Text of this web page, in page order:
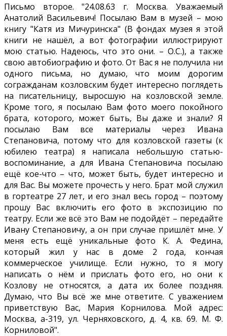
Письмо второе. "24.08.63 г. Москва. Уважаемый
Анатолий Васильевич! Посылаю Вам в музей – мою
книгу "Катя из Мичуринска" (В фондах музея я этой
книги не нашёл, а вот фотографии иллюстрируют
мою статью. Надеюсь, что это они. – О.С.), а также
свою автобиографию и фото. От Вас я не получила ни
одного письма, но думаю, что моим дорогим
согражданам козловским будет интересно поглядеть
на писательницу, выросшую на козловской земле.
Кроме того, я посылаю Вам фото моего покойного
брата, которого, может быть, Вы даже и знали? Я
посылаю Вам все материалы через Ивана
Степановича, потому что для козловской газеты (к
юбилею театра) я написала небольшую статью-
воспоминание, а для Ивана Степановича посылаю
ещё кое-что – что, может быть, будет интересно и
для Вас. Вы можете прочесть у него. Брат мой служил
в гортеатре 27 лет, и его знал весь город – поэтому
прошу Вас включить его фото в экспозицию по
театру. Если же всё это Вам не подойдёт – передайте
Ивану Степановичу, а он при случае пришлёт мне. У
меня есть ещё уникальные фото К. А. Федина,
который жил у нас в доме 2 года, кончая
коммерческое училище. Если нужно, то я могу
написать о нём и прислать фото его, но они к
Козлову не относятся, а дата их более поздняя.
Думаю, что Вы всё же мне ответите. С уважением
приветствую Вас, Мария Корнилова. Мой адрес:
Москва, а-319, ул. Черняховского, д. 4, кв. 69. М. Ф.
Корниловой".